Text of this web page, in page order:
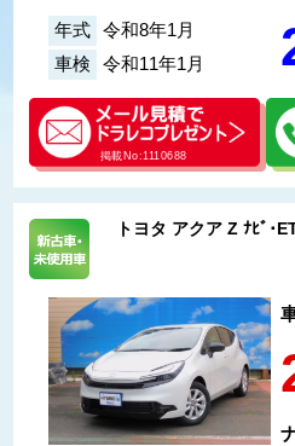
年式 令和8年1月
車検
令和11年1月
掲載No:1110688
トヨタ アクア Z ﾅﾋﾞ･